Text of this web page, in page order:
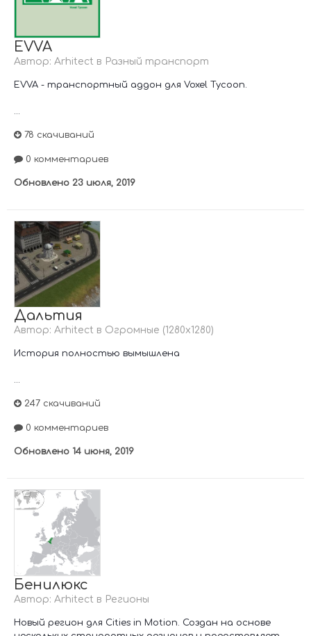
EVVA
Автор: Arhitect в Разный транспорт
EVVA - транспортный аддон для Voxel Tycoon.
...
78 скачиваний
0 комментариев
Обновлено 23 июля, 2019
Дальтия
Автор: Arhitect в Огромные (1280х1280)
История полностью вымышлена
...
247 скачиваний
0 комментариев
Обновлено 14 июня, 2019
Бенилюкс
Автор: Arhitect в Регионы
Новый регион для Cities in Motion. Создан на основе